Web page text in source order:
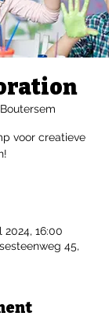
voor creatieve
2024, 16:00
45,